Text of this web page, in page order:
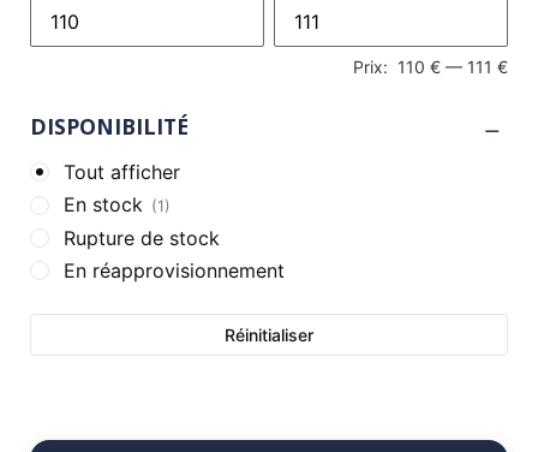
Prix: 110 € — 111 €
DISPONIBILITÉ
Tout afficher
En stock (1)
Rupture de stock
En réapprovisionnement
Réinitialiser